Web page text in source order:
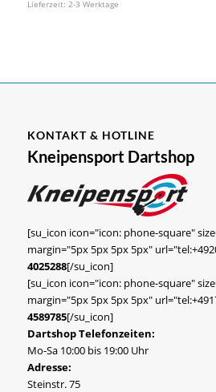
Lieferzeit: 2-3 Werktage
KONTAKT & HOTLINE
Kneipensport Dartshop
[su_icon icon="icon: phone-square"
margin="5px 5px 5px 5px"
4025288[/su_icon]
[su_icon icon="icon: phone-square"
margin="5px 5px 5px 5px"
4589785[/su_icon]
Dartshop Telefonzeiten:
Mo-Sa 10:00 bis 19:00 Uhr
Adresse:
Steinstr. 75